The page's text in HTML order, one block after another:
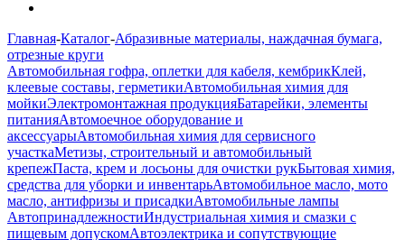
Главная-Каталог-Абразивные материалы, наждачная бумага,
отрезные круги
Автомобильная гофра, оплетки для кабеля, кембрикКлей,
клеевые составы, герметикиАвтомобильная химия для
мойкиЭлектромонтажная продукцияБатарейки, элементы
питанияАвтомоечное оборудование и
аксессуарыАвтомобильная химия для сервисного
участкаМетизы, строительный и автомобильный
крепежПаста, крем и лосьоны для очистки рукБытовая химия,
средства для уборки и инвентарьАвтомобильное масло, мото
масло, антифризы и присадкиАвтомобильные лампы
АвтопринадлежностиИндустриальная химия и смазки с
пищевым допускомАвтоэлектрика и сопутствующие